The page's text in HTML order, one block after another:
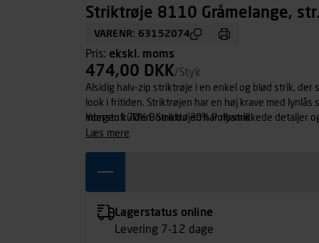
Striktrøje 8110 Gråmelange,
VARENR: 63152074
Pris: ekskl. moms
474,00 DKK/Styk
Alsidig halv-zip striktrøje i en enkel og blød strik, der
look i fritiden. Striktrøjen har en høj krave med
morgen kulden. Striktrøjen har ribstrikkede detaljer
øget komfort.
Yderstof: 70% Bomuld / 30% Polyamid.
læs mere
Lagerstatus online
Levering 7-12 dage